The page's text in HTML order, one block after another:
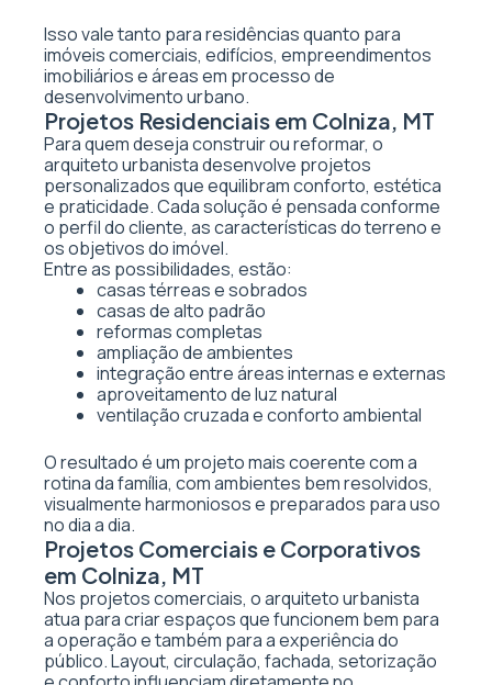
Isso vale tanto para residências quanto para
imóveis comerciais, edifícios, empreendimentos
imobiliários e áreas em processo de
desenvolvimento urbano.
Projetos Residenciais em Colniza, MT
Para quem deseja construir ou reformar, o
arquiteto urbanista desenvolve projetos
personalizados que equilibram conforto, estética
e praticidade. Cada solução é pensada conforme
o perfil do cliente, as características do terreno e
os objetivos do imóvel.
Entre as possibilidades, estão:
casas térreas e sobrados
casas de alto padrão
reformas completas
ampliação de ambientes
integração entre áreas internas e externas
aproveitamento de luz natural
ventilação cruzada e conforto ambiental
O resultado é um projeto mais coerente com a
rotina da família, com ambientes bem resolvidos,
visualmente harmoniosos e preparados para uso
no dia a dia.
Projetos Comerciais e Corporativos
em Colniza, MT
Nos projetos comerciais, o arquiteto urbanista
atua para criar espaços que funcionem bem para
a operação e também para a experiência do
público. Layout, circulação, fachada, setorização